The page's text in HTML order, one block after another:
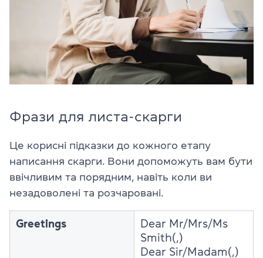
Фрази для листа-скарги
Це корисні підказки до кожного етапу
написання скарги. Вони допоможуть вам бути
ввічливим та порядним, навіть коли ви
незадоволені та розчаровані.
Greetings
Dear Mr/Mrs/Ms
Smith(,)
Dear Sir/Madam(,)